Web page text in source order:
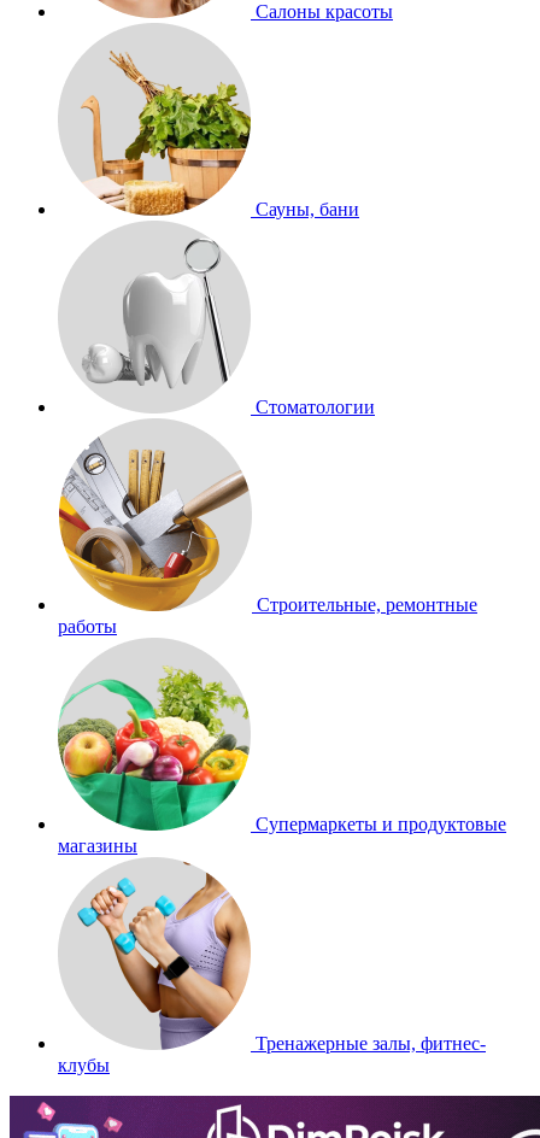
Салоны красоты
Сауны, бани
Стоматологии
Строительные, ремонтные
работы
Супермаркеты и продуктовые
магазины
Тренажерные залы, фитнес-
клубы